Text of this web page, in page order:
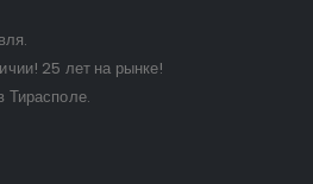
25 лет на рынке!
Тирасполе.